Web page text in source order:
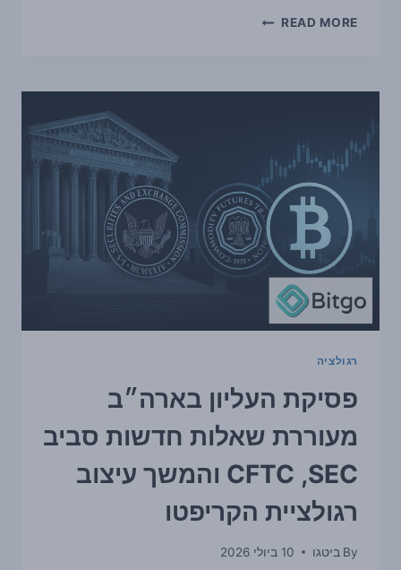
READ MORE מיליארדים
ומקרנות
זה
מעלה
שאלות
על
סיכון
בשוק
רגולציה
פסיקת העליון בארה״ב
מעוררת שאלות חדשות סביב
SEC, ‏CFTC והמשך עיצוב
רגולציית הקריפטו
By ביטגו 10 ביולי 2026